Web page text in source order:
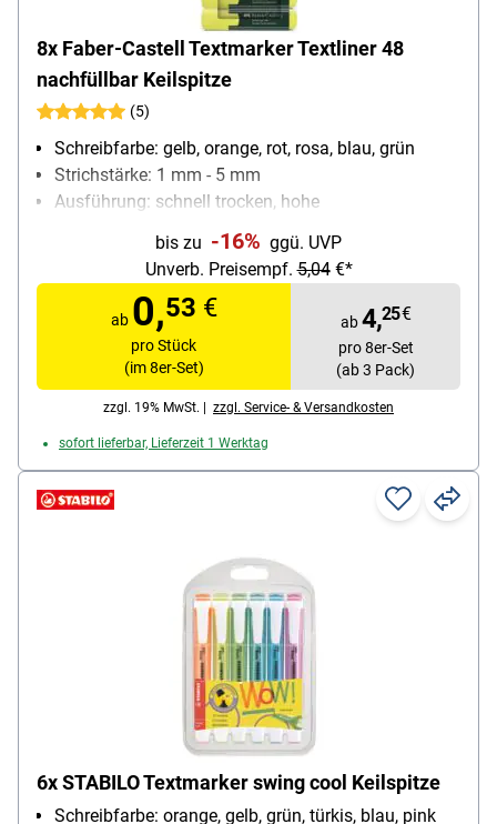
8x Faber-Castell Textmarker Textliner 48
nachfüllbar Keilspitze
(5)
Schreibfarbe: gelb, orange, rot, rosa, blau, grün
Strichstärke: 1 mm - 5 mm
Ausführung: schnell trocken, hohe
Offenlagerfähigkeit, nachfüllbar
Besonderheiten: hohe Leuchtkraft
Inhalt pro Pack: 8 Stück
bis zu -16% ggü. UVP
Unverb. Preisempf.5,04€*
ab 0,53 €
pro Stück
(im 8er-Set)
ab4,25€
pro 8er-Set
(ab 3 Pack)
zzgl. 19% MwSt. | zzgl. Service- & Versandkosten
sofort lieferbar, Lieferzeit 1 Werktag
6x STABILO Textmarker swing cool Keilspitze
Schreibfarbe: orange, gelb, grün, türkis, blau, pink